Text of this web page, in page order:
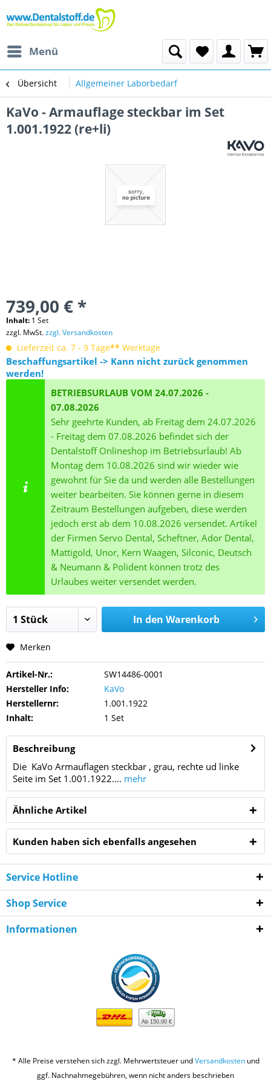
Menü
Übersicht Allgemeiner Laborbedarf
KaVo - Armauflage steckbar im Set
1.001.1922 (re+li)
739,00 € *
Inhalt: 1 Set
zzgl. MwSt.zzgl. Versandkosten
Lieferzeit ca. 7 - 9 Tage** Werktage
Beschaffungsartikel -> Kann nicht zurück genommen
werden!
BETRIEBSURLAUB VOM 24.07.2026 -
07.08.2026
Sehr geehrte Kunden, ab Freitag dem 24.07.2026
- Freitag dem 07.08.2026 befindet sich der
Dentalstoff Onlineshop im Betriebsurlaub! Ab
Montag dem 10.08.2026 sind wir wieder wie
gewohnt für Sie da und werden alle Bestellungen
weiter bearbeiten. Sie können gerne in diesem
Zeitraum Bestellungen aufgeben, diese werden
jedoch erst ab dem 10.08.2026 versendet. Artikel
der Firmen Servo Dental, Scheftner, Ador Dental,
Mattigold, Unor, Kern Waagen, Silconic, Deutsch
& Neumann & Polident können trotz des
Urlaubes weiter versendet werden.
In den Warenkorb
Merken
Artikel-Nr.:
SW14486-0001
Hersteller Info:
KaVo
Herstellernr:
1.001.1922
Inhalt:
1 Set
Beschreibung
Die KaVo Armauflagen steckbar , grau, rechte ud linke
Seite im Set 1.001.1922.... mehr
Ähnliche Artikel
Kunden haben sich ebenfalls angesehen
Service Hotline
Shop Service
Informationen
Ab 150,00 €
* Alle Preise verstehen sich zzgl. Mehrwertsteuer undVersandkostenund
ggf. Nachnahmegebühren, wenn nicht anders beschrieben